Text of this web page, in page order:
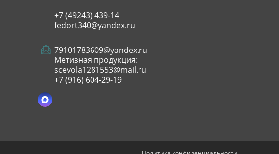
+7 (49243) 439-14
fedort340@yandex.ru
79101783609@yandex.ru
Метизная продукция:
scevola1281553@mail.ru
+7 (916) 604-29-19